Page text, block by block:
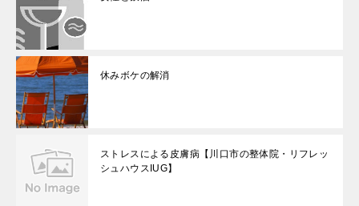
休みボケの解消
ストレスによる皮膚病【川口市の整体院・リフレッ
シュハウスIUG】